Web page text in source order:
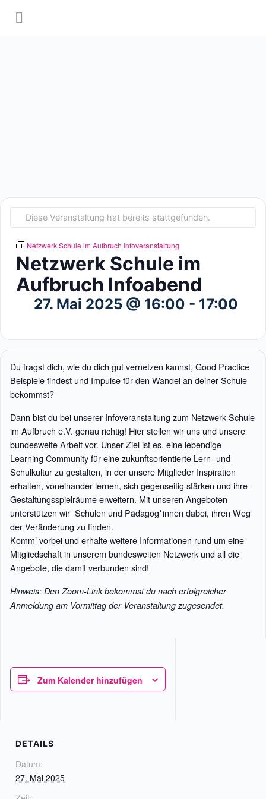
Diese Veranstaltung hat bereits stattgefunden.
Netzwerk Schule im Aufbruch Infoveranstaltung
Netzwerk Schule im
Aufbruch Infoabend
27. Mai 2025 @ 16:00 - 17:00
Du fragst dich, wie du dich gut vernetzen kannst, Good Practice
Beispiele findest und Impulse für den Wandel an deiner Schule
bekommst?
Dann bist du bei unserer Infoveranstaltung zum Netzwerk Schule
im Aufbruch e.V. genau richtig! Hier stellen wir uns und unsere
bundesweite Arbeit vor. Unser Ziel ist es, eine lebendige
Learning Community für eine zukunftsorientierte Lern- und
Schulkultur zu gestalten, in der unsere Mitglieder Inspiration
erhalten, voneinander lernen, sich gegenseitig stärken und ihre
Gestaltungsspielräume erweitern. Mit unseren Angeboten
unterstützen wir Schulen und Pädagog*innen dabei, ihren Weg
der Veränderung zu finden.
Komm’ vorbei und erhalte weitere Informationen rund um eine
Mitgliedschaft in unserem bundesweiten Netzwerk und all die
Angebote, die damit verbunden sind!
Hinweis: Den Zoom-Link bekommst du nach erfolgreicher
Anmeldung am Vormittag der Veranstaltung zugesendet.
Zum Kalender hinzufügen
DETAILS
Datum:
27. Mai 2025